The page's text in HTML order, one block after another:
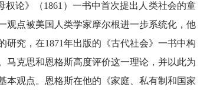
权论》（1861）一书中首次提出人类社会的童
观点被美国人类学家摩尔根进一步系统化，他
究，在1871年出版的《古代社会》一书中构
马克思和恩格斯高度评价这一理论，并以此为
本观点。恩格斯在他的《家庭、私有制和国家